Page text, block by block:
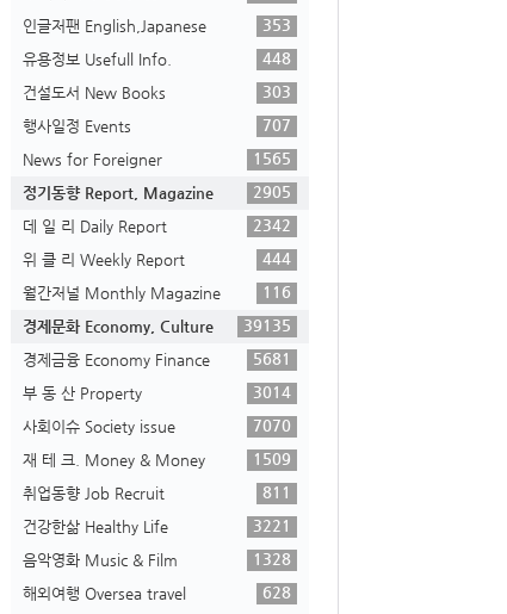
인글저팬 English,Japanese
353
유용정보 Usefull Info.
448
건설도서 New Books
303
행사일정 Events
707
News for Foreigner
1565
정기동향 Report, Magazine
2905
데 일 리 Daily Report
2342
위 클 리 Weekly Report
444
월간저널 Monthly Magazine
116
경제문화 Economy, Culture
39135
경제금융 Economy Finance
5681
부 동 산 Property
3014
사회이슈 Society issue
7070
재 테 크. Money & Money
1509
취업동향 Job Recruit
811
건강한삶 Healthy Life
3221
음악영화 Music & Film
1328
해외여행 Oversea travel
628